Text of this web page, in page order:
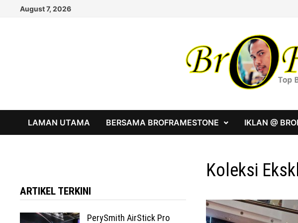
August 7, 2026
LAMAN UTAMA BERSAMA BROFRAMESTONE IKLAN @
Koleksi
ARTIKEL TERKINI
PerySmith AirStick Pro